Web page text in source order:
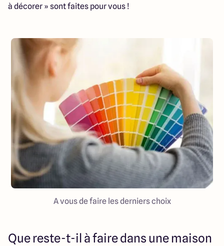
à décorer » sont faites pour vous !
A vous de faire les derniers choix
Que reste-t-il à faire dans une maison